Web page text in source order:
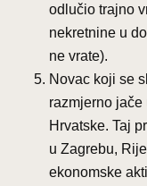
odlučio trajno
nekretnine u
ne vrate).
Novac koji se
razmjerno
Hrvatske. Taj
u Zagrebu,
ekonomske